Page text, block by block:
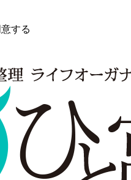
する